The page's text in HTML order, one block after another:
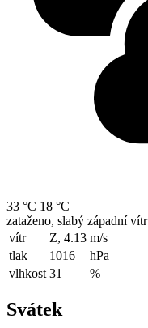
33 °C 18 °C
zataženo, slabý západní vítr
vítr
Z, 4.13 m/s
tlak
1016
hPa
vlhkost 31 %
Svátek